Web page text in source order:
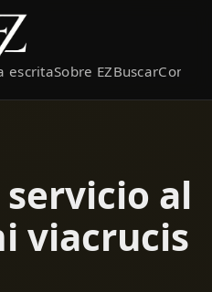
escritaSobre EZBuscar
servicio al
viacrucis